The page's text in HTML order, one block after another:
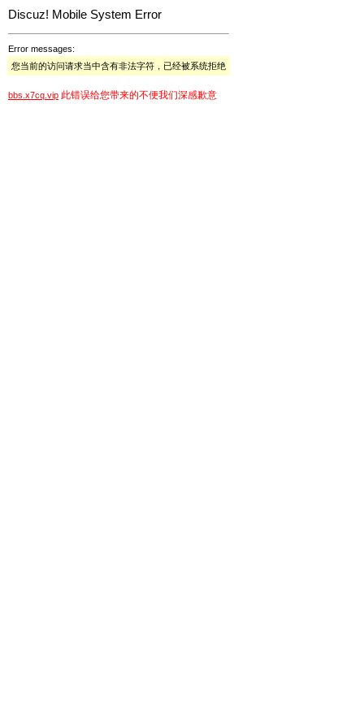
Discuz! Mobile System Error
Error messages:
您当前的访问请求当中含有非法字符，已经被系统拒绝
bbs.x7cq.vip 此错误给您带来的不便我们深感歉意